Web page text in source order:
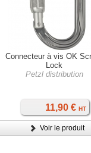
Connecteur à vis OK
Lock
Petzl distribution
11,90 € HT
Voir le produit